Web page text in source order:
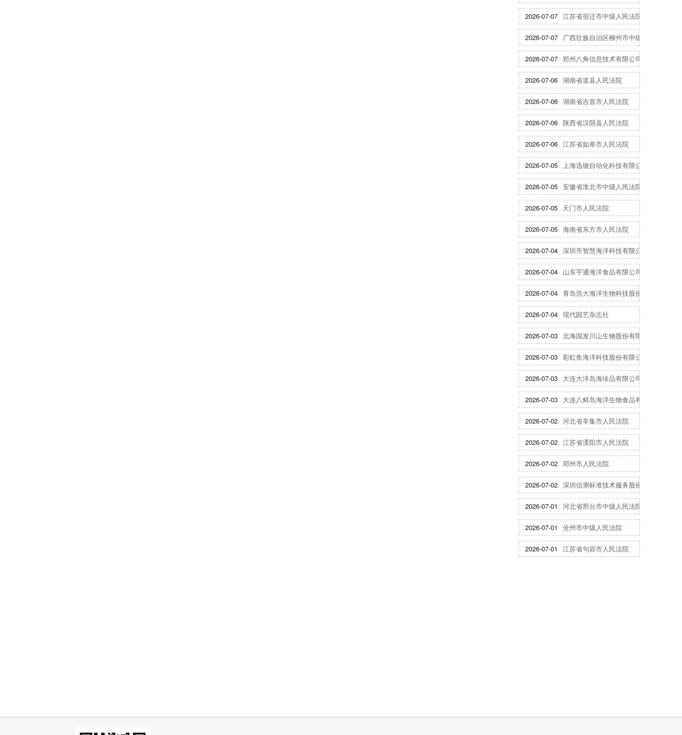
2026-07-07 江苏省宿迁市中级人民法院
2026-07-07 广西壮族自治区柳州市中级人民法院
2026-07-07 郑州八角信息技术有限公司
2026-07-06 湖南省道县人民法院
2026-07-06 湖南省吉首市人民法院
2026-07-06 陕西省汉阴县人民法院
2026-07-06 江苏省如皋市人民法院
2026-07-05 上海迅饶自动化科技有限公司
2026-07-05 安徽省淮北市中级人民法院
2026-07-05 天门市人民法院
2026-07-05 海南省东方市人民法院
2026-07-04 深圳市智慧海洋科技有限公司
2026-07-04 山东宇通海洋食品有限公司
2026-07-04 青岛浩大海洋生物科技股份有限公司
2026-07-04 现代园艺杂志社
2026-07-03 北海国发川山生物股份有限公司
2026-07-03 彩虹鱼海洋科技股份有限公司
2026-07-03 大连大洋岛海珍品有限公司
2026-07-03 大连八鲜岛海洋生物食品有限公司
2026-07-02 河北省辛集市人民法院
2026-07-02 江苏省溧阳市人民法院
2026-07-02 邓州市人民法院
2026-07-02 深圳信测标准技术服务股份有限公司
2026-07-01 河北省邢台市中级人民法院
2026-07-01 沧州市中级人民法院
2026-07-01 江苏省句容市人民法院